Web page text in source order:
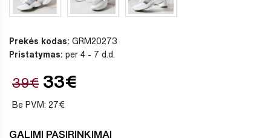
Prekės kodas: GRM20273
Pristatymas: per 4 - 7 d.d.
39€ 33€
Be PVM: 27€
GALIMI PASIRINKIMAI